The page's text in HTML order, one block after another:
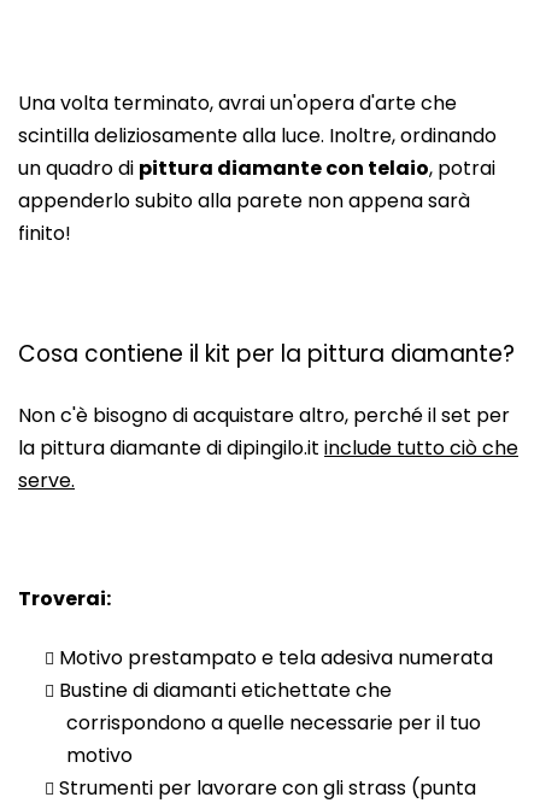
Una volta terminato, avrai un'opera d'arte che
scintilla deliziosamente alla luce. Inoltre, ordinando
un quadro di pittura diamante con telaio, potrai
appenderlo subito alla parete non appena sarà
finito!
Cosa contiene il kit per la pittura diamante?
Non c'è bisogno di acquistare altro, perché il set per
la pittura diamante di dipingilo.it include tutto ciò che
serve.
Troverai:
Motivo prestampato e tela adesiva numerata
Bustine di diamanti etichettate che
corrispondono a quelle necessarie per il tuo
motivo
Strumenti per lavorare con gli strass (punta